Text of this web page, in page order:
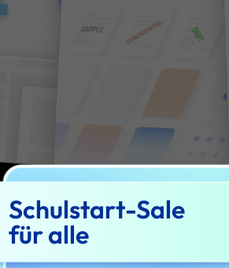
Schulstart-Sale
für alle